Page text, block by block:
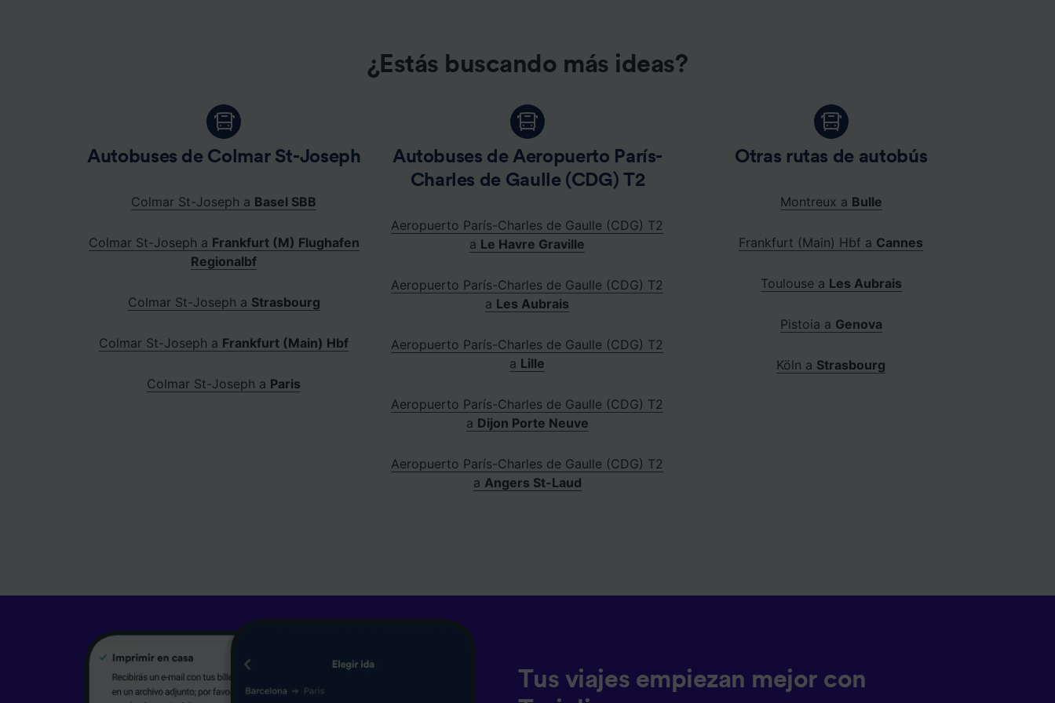
¿Estás buscando más ideas?
Autobuses de Colmar St-Joseph
Colmar St-Joseph a Basel SBB
Colmar St-Joseph a Frankfurt (M) Flughafen
Regionalbf
Colmar St-Joseph a Strasbourg
Colmar St-Joseph a Frankfurt (Main) Hbf
Colmar St-Joseph a Paris
Autobuses de Aeropuerto París-
Charles de Gaulle (CDG) T2
Aeropuerto París-Charles de Gaulle (CDG) T2
a Le Havre Graville
Aeropuerto París-Charles de Gaulle (CDG) T2
a Les Aubrais
Aeropuerto París-Charles de Gaulle (CDG) T2
a Lille
Aeropuerto París-Charles de Gaulle (CDG) T2
a Dijon Porte Neuve
Aeropuerto París-Charles de Gaulle (CDG) T2
a Angers St-Laud
Otras rutas de autobús
Montreux a Bulle
Frankfurt (Main) Hbf a Cannes
Toulouse a Les Aubrais
Pistoia a Genova
Köln a Strasbourg
Tus viajes empiezan mejor con